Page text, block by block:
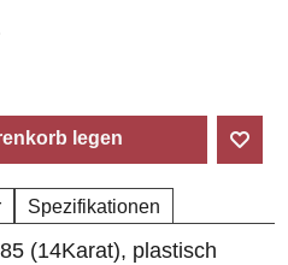
legen
Spezifikationen
(14Karat), plastisch